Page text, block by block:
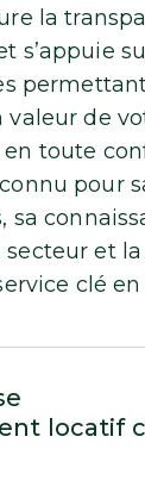
la
s’appuie
valeur de
toute
pour
sa
et
clé
locatif